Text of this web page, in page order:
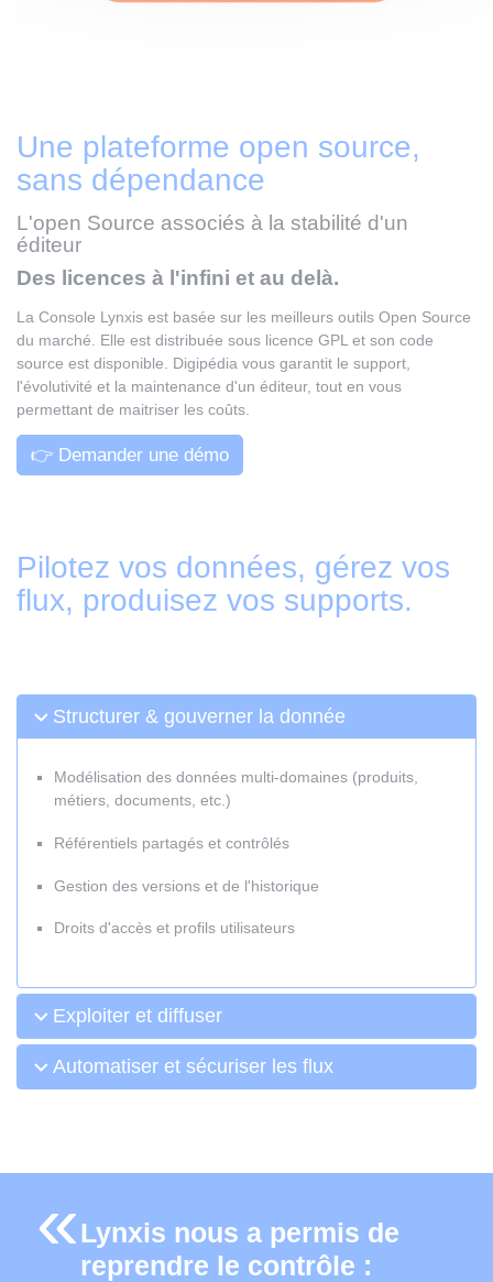
Une plateforme open source,
sans dépendance
L'open Source associés à la stabilité d'un
éditeur
Des licences à l'infini et au delà.
La Console Lynxis est basée sur les meilleurs outils Open Source
du marché. Elle est distribuée sous licence GPL et son code
source est disponible. Digipédia vous garantit le support,
l'évolutivité et la maintenance d'un éditeur, tout en vous
permettant de maitriser les coûts.
👉 Demander une démo
Pilotez vos données, gérez vos
flux, produisez vos supports.
Structurer & gouverner la donnée
Modélisation des données multi-domaines (produits,
métiers, documents, etc.)
Référentiels partagés et contrôlés
Gestion des versions et de l'historique
Droits d'accès et profils utilisateurs
Exploiter et diffuser
Automatiser et sécuriser les flux
Lynxis nous a permis de
reprendre le contrôle :